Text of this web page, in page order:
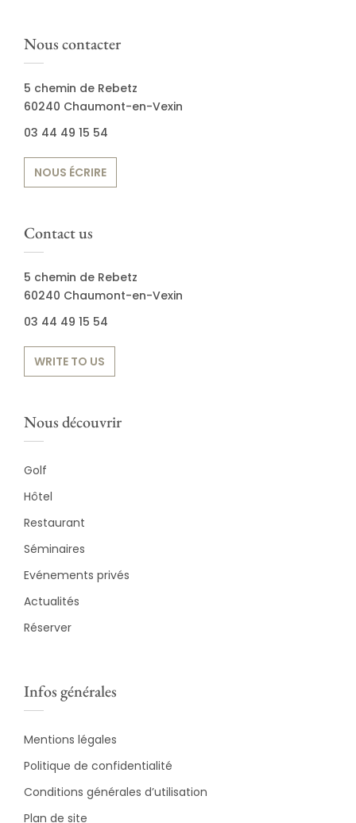
Nous contacter
5 chemin de Rebetz
60240 Chaumont-en-Vexin
03 44 49 15 54
NOUS ÉCRIRE
Contact us
5 chemin de Rebetz
60240 Chaumont-en-Vexin
03 44 49 15 54
WRITE TO US
Nous découvrir
Golf
Hôtel
Restaurant
Séminaires
Evénements privés
Actualités
Réserver
Infos générales
Mentions légales
Politique de confidentialité
Conditions générales d’utilisation
Plan de site